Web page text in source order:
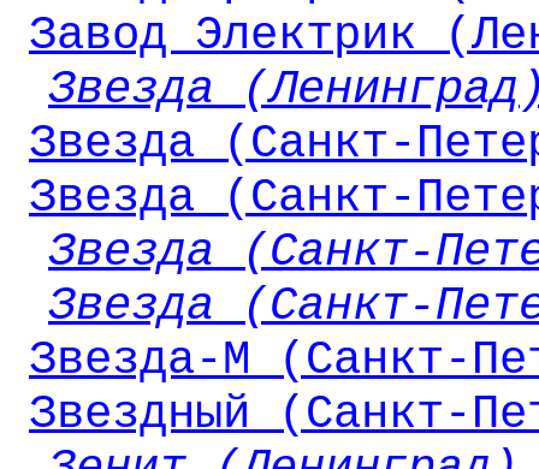
Завод Электрик
Звезда
Звезда (Санкт-
Звезда (Санкт-
Звезда (Санкт-
Звезда (Санкт-
Звезда-М (Санкт-
Звездный (Санкт-